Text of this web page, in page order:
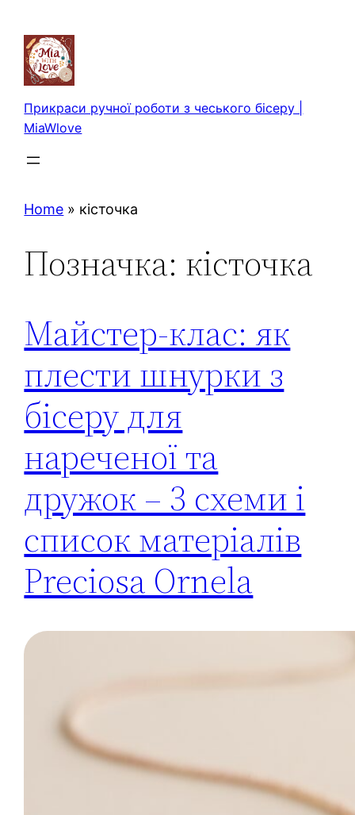
вмісту
Прикраси ручної роботи з чеського бісеру |
MiaWlove
Home » кісточка
Позначка: кісточка
Майстер-клас: як
плести шнурки з
бісеру для
нареченої та
дружок – 3 схеми і
список матеріалів
Preciosa Ornela